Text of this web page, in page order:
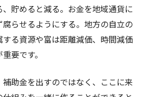
貯めると減る。お金を地域通貨に
らせるようにする。地方の自立の
る資源や富は距離減価、時間減価
要です。
助金を出すのではなく、ここに来